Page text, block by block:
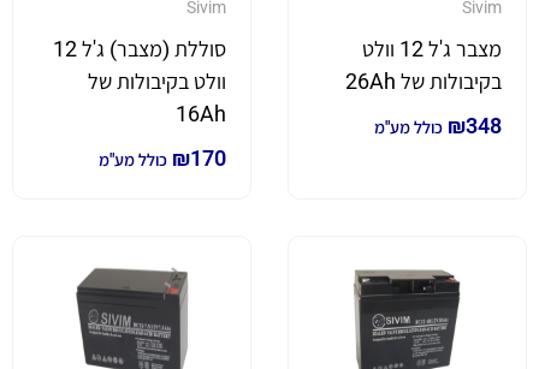
Sivim
מצבר ג'ל 12 וולט
בקיבולות של 26Ah
₪348 כולל מע"מ
Sivim
סוללת (מצבר) ג'ל 12
וולט בקיבולות של
16Ah
₪170 כולל מע"מ